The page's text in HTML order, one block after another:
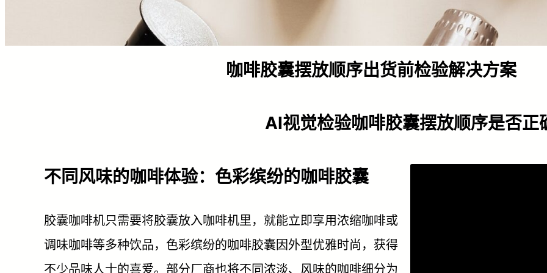
咖啡胶囊摆放顺序出货前检验解决方案
AI视觉检验咖啡胶囊摆放顺序是否正
不同风味的咖啡体验：色彩缤纷的咖啡胶囊
胶囊咖啡机只需要将胶囊放入咖啡机里，就能立即享用浓缩咖啡或
调味咖啡等多种饮品，色彩缤纷的咖啡胶囊因外型优雅时尚，获得
不少品味人士的喜爱。部分厂商也将不同浓淡、风味的咖啡细分为